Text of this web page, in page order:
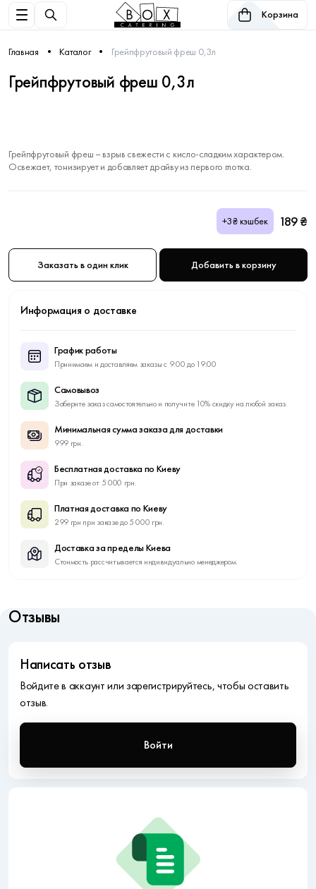
Корзина
Главная Каталог Грейпфрутовый фреш 0,3л
Грейпфрутовый фреш 0,3л
Грейпфрутовый фреш – взрыв свежести с кисло-сладким характером.
Освежает, тонизирует и добавляет драйву из первого глотка.
+3₴ кэшбек 189 ₴
Заказать в один клик Добавить в корзину
Информация о доставке
График работы
Принимаем и доставляем заказы с 9:00 до 19:00
Самовывоз
Заберите заказ самостоятельно и получите 10% скидку на любой заказ.
Минимальная сумма заказа для доставки
999 грн.
Бесплатная доставка по Киеву
При заказе от 5 000 грн.
Платная доставка по Киеву
299 грн при заказе до 5 000 грн.
Доставка за пределы Киева
Стоимость рассчитывается индивидуально менеджером.
Отзывы
Написать отзыв
Войдите в аккаунт или зарегистрируйтесь, чтобы оставить
отзыв.
Войти